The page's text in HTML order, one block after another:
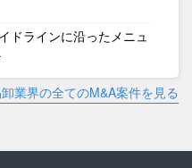
ドラインに沿ったメニュ
業界の全てのM&A案件を見る